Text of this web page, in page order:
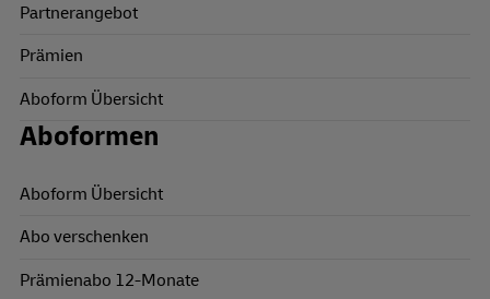
Partnerangebot
Prämien
Aboform Übersicht
Aboformen
Aboform Übersicht
Abo verschenken
Prämienabo 12-Monate